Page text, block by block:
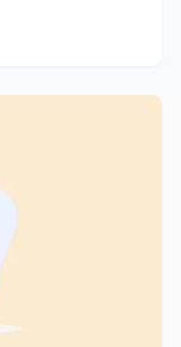
るはずです。